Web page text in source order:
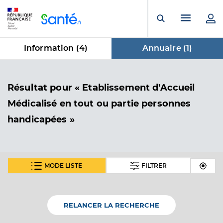
Ouvrir laMenu
Information (4) Annuaire (1)
Résultat dans Annuaire
pour « Etablissement d'Accueil
Médicalisé en tout ou partie personnes
handicapées »
MODE LISTE FILTRER
personnes handicapées
Etablissement de soins
RELANCER LA RECHERCHE